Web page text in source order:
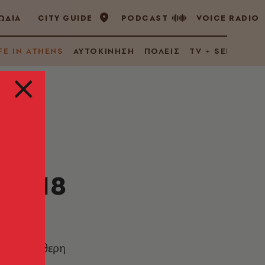
CITY GUIDE PODCAST VOICE RADIO
IN ATHENS ΑΥΤΟΚΙΝΗΣΗ ΠΟΛΕΙΣ TV + SERIES
18
με ελεύθερη